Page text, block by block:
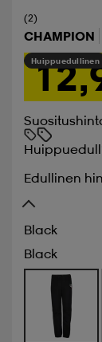
(2)
CHAMPION
Huippuedullinen
Edullinen
Black
Black